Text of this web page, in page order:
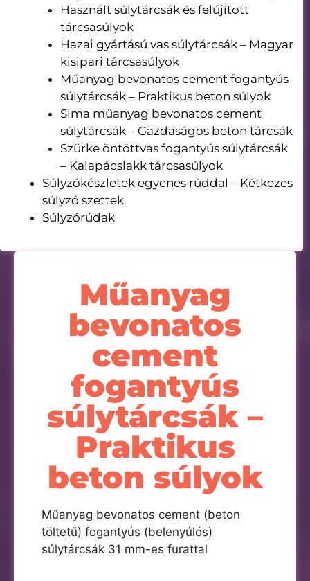
Használt súlytárcsák és felújított
tárcsasúlyok
Hazai gyártású vas súlytárcsák – Magyar
kisipari tárcsasúlyok
Műanyag bevonatos cement fogantyús
súlytárcsák – Praktikus beton súlyok
Sima műanyag bevonatos cement
súlytárcsák – Gazdaságos beton tárcsák
Szürke öntöttvas fogantyús súlytárcsák
– Kalapácslakk tárcsasúlyok
Súlyzókészletek egyenes rúddal – Kétkezes
súlyzó szettek
Súlyzórúdak
Műanyag
bevonatos
cement
fogantyús
súlytárcsák –
Praktikus
beton súlyok
Műanyag bevonatos cement (beton
töltetű) fogantyús (belenyúlós)
súlytárcsák 31 mm-es furattal